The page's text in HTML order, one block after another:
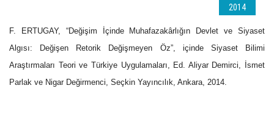
2014
F. ERTUGAY, “Değişim İçinde Muhafazakârlığın Devlet ve Siyaset
Algısı: Değişen Retorik Değişmeyen Öz”, içindeSiyaset Bilimi
Araştırmaları Teori ve Türkiye Uygulamaları, Ed. Aliyar Demirci, İsmet
Parlak ve Nigar Değirmenci, Seçkin Yayıncılık, Ankara, 2014.